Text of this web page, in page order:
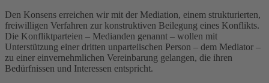
Den Konsens erreichen wir mit der Mediation, einem strukturierten,
freiwilligen Verfahren zur konstruktiven Beilegung eines Konflikts.
Die Konfliktparteien – Medianden genannt – wollen mit
Unterstützung einer dritten unparteiischen Person – dem Mediator –
zu einer einvernehmlichen Vereinbarung gelangen, die ihren
Bedürfnissen und Interessen entspricht.